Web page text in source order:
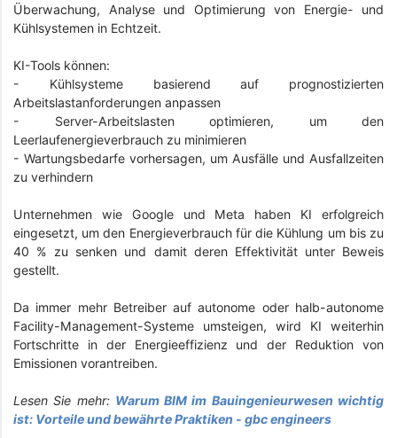
Überwachung, Analyse und Optimierung von Energie- und
Kühlsystemen in Echtzeit.
KI-Tools können:
- Kühlsysteme basierend auf prognostizierten
Arbeitslastanforderungen anpassen
- Server-Arbeitslasten optimieren, um den
Leerlaufenergieverbrauch zu minimieren
- Wartungsbedarfe vorhersagen, um Ausfälle und Ausfallzeiten
zu verhindern
Unternehmen wie Google und Meta haben KI erfolgreich
eingesetzt, um den Energieverbrauch für die Kühlung um bis zu
40 % zu senken und damit deren Effektivität unter Beweis
gestellt.
Da immer mehr Betreiber auf autonome oder halb-autonome
Facility-Management-Systeme umsteigen, wird KI weiterhin
Fortschritte in der Energieeffizienz und der Reduktion von
Emissionen vorantreiben.
Lesen Sie mehr: Warum BIM im Bauingenieurwesen wichtig
ist: Vorteile und bewährte Praktiken - gbc engineers